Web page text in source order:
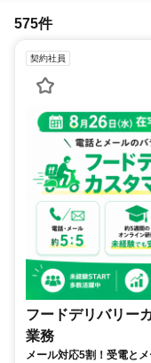
575件
契約社員
フードデリバリー
業務
メール対応5割！受電と